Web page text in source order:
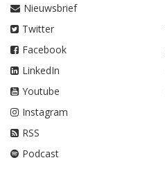
Nieuwsbrief
Twitter
Facebook
LinkedIn
Youtube
Instagram
RSS
Podcast